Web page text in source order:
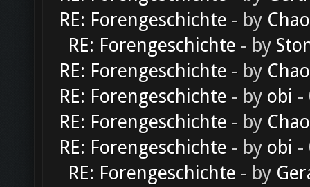
RE: Forengeschichte - by
RE: Forengeschichte - by
RE: Forengeschichte - by
RE: Forengeschichte - by obi -
RE: Forengeschichte - by
RE: Forengeschichte - by obi -
RE: Forengeschichte - by